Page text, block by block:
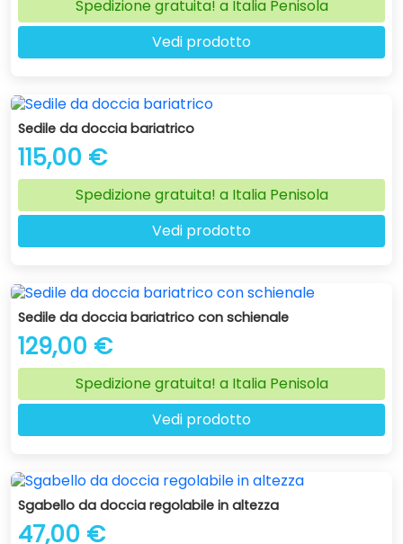
Spedizione gratuita! a Italia Penisola
Vedi prodotto
Sedile da doccia bariatrico
115,00 €
Spedizione gratuita! a Italia Penisola
Vedi prodotto
Sedile da doccia bariatrico con schienale
129,00 €
Spedizione gratuita! a Italia Penisola
Vedi prodotto
Sgabello da doccia regolabile in altezza
47,00 €